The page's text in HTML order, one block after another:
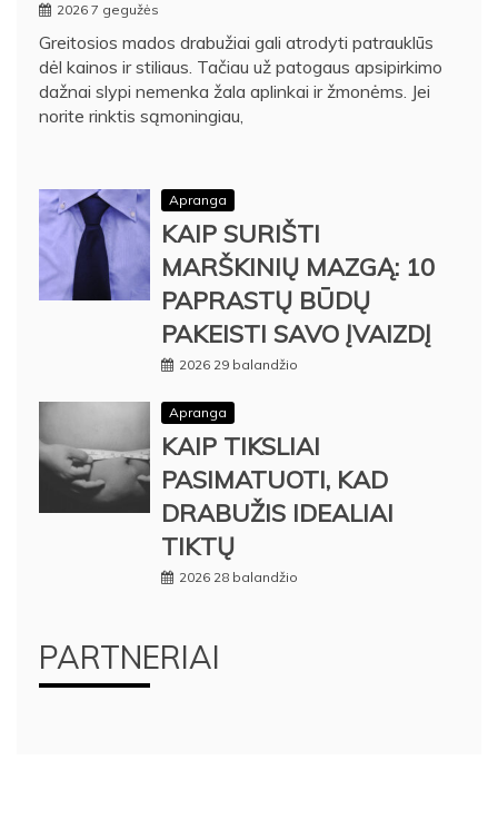
2026 7 gegužės
Greitosios mados drabužiai gali atrodyti patrauklūs
dėl kainos ir stiliaus. Tačiau už patogaus apsipirkimo
dažnai slypi nemenka žala aplinkai ir žmonėms. Jei
norite rinktis sąmoningiau,
Apranga
KAIP SURIŠTI
MARŠKINIŲ MAZGĄ: 10
PAPRASTŲ BŪDŲ
PAKEISTI SAVO ĮVAIZDĮ
2026 29 balandžio
Apranga
KAIP TIKSLIAI
PASIMATUOTI, KAD
DRABUŽIS IDEALIAI
TIKTŲ
2026 28 balandžio
PARTNERIAI